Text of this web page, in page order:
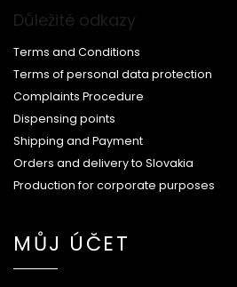
Důležité odkazy
Terms and Conditions
Terms of personal data protection
Complaints Procedure
Dispensing points
Shipping and Payment
Orders and delivery to Slovakia
Production for corporate purposes
MŮJ ÚČET